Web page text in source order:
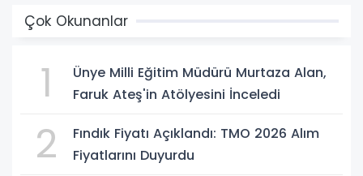
Çok Okunanlar
1
Ünye Milli Eğitim Müdürü Murtaza Alan,
Faruk Ateş'in Atölyesini İnceledi
2
Fındık Fiyatı Açıklandı: TMO 2026 Alım
Fiyatlarını Duyurdu